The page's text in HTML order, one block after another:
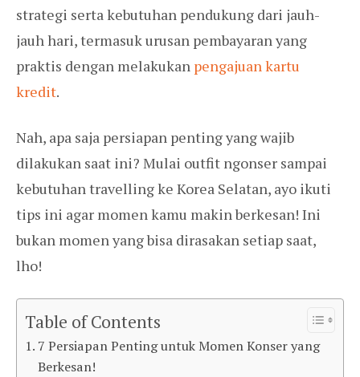
strategi serta kebutuhan pendukung dari jauh-
jauh hari, termasuk urusan pembayaran yang
praktis dengan melakukan pengajuan kartu
kredit.
Nah, apa saja persiapan penting yang wajib
dilakukan saat ini? Mulai outfit ngonser sampai
kebutuhan travelling ke Korea Selatan, ayo ikuti
tips ini agar momen kamu makin berkesan! Ini
bukan momen yang bisa dirasakan setiap saat,
lho!
Table of Contents
7 Persiapan Penting untuk Momen Konser yang
Berkesan!